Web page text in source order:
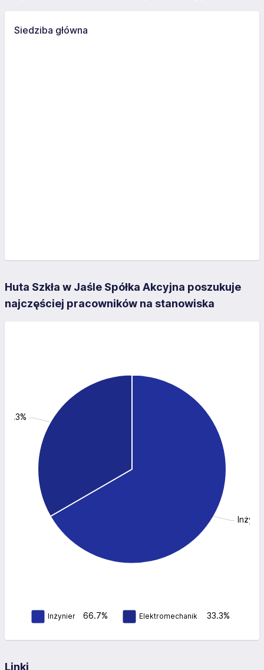
Siedziba główna
Huta Szkła w Jaśle Spółka Akcyjna poszukuje
najczęściej pracowników na stanowiska
Inżynier 66.7% Elektromechanik 33.3%
Linki